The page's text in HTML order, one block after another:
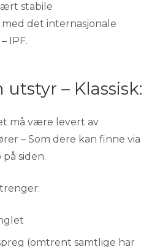
stabile
det internasjonale
IPF.
– Klassisk:
må være levert av
– Som dere kan finne via
siden.
(omtrent samtlige har